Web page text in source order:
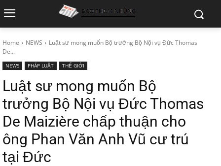
Home NEWS
Luật sư mong muốn Bộ trưởng Bộ Nội vụ Đức Thomas
De...
NEWS PHÁP LUẬT THẾ GIỚI
Luật sư mong muốn Bộ
trưởng Bộ Nội vụ Đức Thomas
De Maizière chấp thuận cho
ông Phan Văn Anh Vũ cư trú
tại Đức